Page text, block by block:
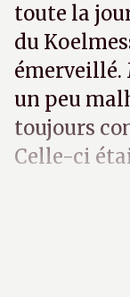
toute la
du
émerveillé.
un peu
toujours
Celle-ci